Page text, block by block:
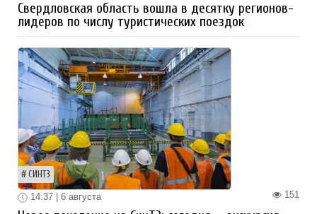
Свердловская область вошла в десятку регионов-
лидеров по числу туристических поездок
СИНТЗ
151
14:37 | 6 августа